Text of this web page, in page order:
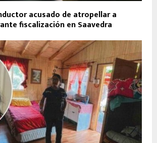
acusado de atropellar a
fiscalización en Saavedra